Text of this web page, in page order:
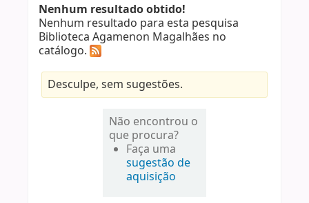
Nenhum resultado obtido!
Nenhum resultado para esta pesquisa
Biblioteca Agamenon Magalhães no
catálogo.
Desculpe, sem sugestões.
Não encontrou o
que procura?
Faça uma
sugestão de
aquisição